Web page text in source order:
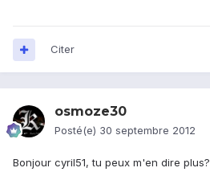
Citer
osmoze30
Posté(e) 30 septembre 2012
Bonjour cyril51, tu peux m'en dire plus?